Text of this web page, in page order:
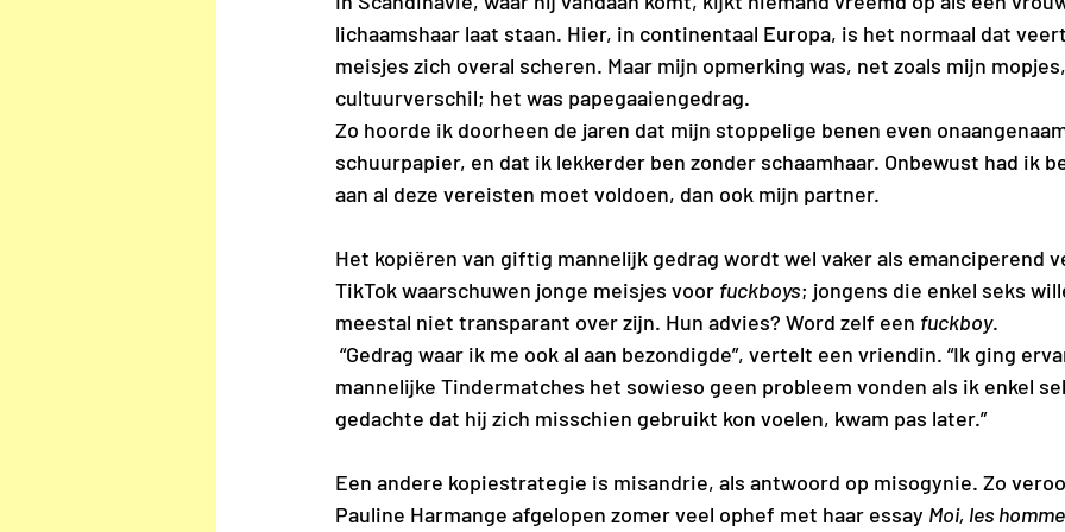
lichaamshaar laat staan. Hier, in continentaal Europa, is het normaal dat
meisjes zich overal scheren. Maar mijn opmerking was, net zoals mijn
cultuurverschil; het was papegaaiengedrag.
Zo hoorde ik doorheen de jaren dat mijn stoppelige benen even
schuurpapier, en dat ik lekkerder ben zonder schaamhaar. Onbewust had ik
aan al deze vereisten moet voldoen, dan ook mijn partner.
Het kopiëren van giftig mannelijk gedrag wordt wel vaker als emanciperend
TikTok waarschuwen jonge meisjes voor fuckboys; jongens die enkel seks
meestal niet transparant over zijn. Hun advies? Word zelf een fuckboy.
mannelijke Tindermatches het sowieso geen probleem vonden als ik enkel
gedachte dat hij zich misschien gebruikt kon voelen, kwam pas later.”
Een andere kopiestrategie is misandrie, als antwoord op misogynie. Zo
Pauline Harmange afgelopen zomer veel ophef met haar essay Moi, les